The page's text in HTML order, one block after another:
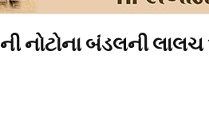
નોટોના બંડલની